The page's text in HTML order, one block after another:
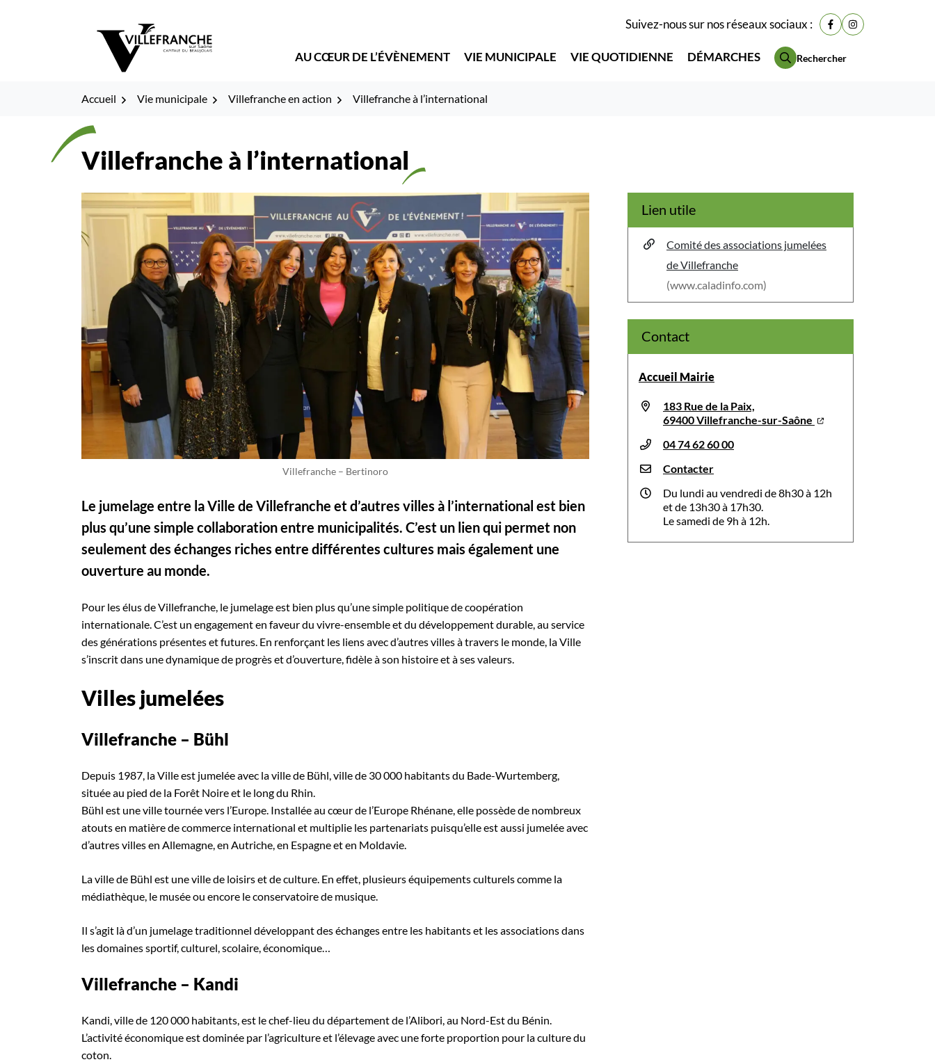
Suivez-nous sur nos réseaux sociaux : Lien vers le compte
Lien vers le
AU CŒUR DE L’ÉVÈNEMENT VIE MUNICIPALE VIE QUOTIDIENNE DÉMARCHES Rechercher
Accueil Vie municipale Villefranche en action Villefranche à l’international
Villefranche à l’international
Villefranche – Bertinoro
Le jumelage entre la Ville de Villefranche et d’autres villes à l’international est bien
plus qu’une simple collaboration entre municipalités. C’est un lien qui permet non
seulement des échanges riches entre différentes cultures mais également une
ouverture au monde.
Pour les élus de Villefranche, le jumelage est bien plus qu’une simple politique de coopération
internationale. C’est un engagement en faveur du vivre-ensemble et du développement durable, au service
des générations présentes et futures. En renforçant les liens avec d’autres villes à travers le monde, la Ville
s’inscrit dans une dynamique de progrès et d’ouverture, fidèle à son histoire et à ses valeurs.
Villes jumelées
Villefranche – Bühl
Depuis 1987, la Ville est jumelée avec la ville de Bühl, ville de 30 000 habitants du Bade-Wurtemberg,
située au pied de la Forêt Noire et le long du Rhin.
Bühl est une ville tournée vers l’Europe. Installée au cœur de l’Europe Rhénane, elle possède de nombreux
atouts en matière de commerce international et multiplie les partenariats puisqu’elle est aussi jumelée avec
d’autres villes en Allemagne, en Autriche, en Espagne et en Moldavie.
La ville de Bühl est une ville de loisirs et de culture. En effet, plusieurs équipements culturels comme la
médiathèque, le musée ou encore le conservatoire de musique.
Il s’agit là d’un jumelage traditionnel développant des échanges entre les habitants et les associations dans
les domaines sportif, culturel, scolaire, économique…
Villefranche – Kandi
Kandi, ville de 120 000 habitants, est le chef-lieu du département de l’Alibori, au Nord-Est du Bénin.
L’activité économique est dominée par l’agriculture et l’élevage avec une forte proportion pour la culture du
coton.
Lien utile
Comité des associations jumelées
de Villefranche
(www.caladinfo.com)
Contact
Accueil Mairie
183 Rue de la Paix,
69400 Villefranche-sur-Saône
04 74 62 60 00
Contacter
Du lundi au vendredi de 8h30 à 12h
et de 13h30 à 17h30.
Le samedi de 9h à 12h.